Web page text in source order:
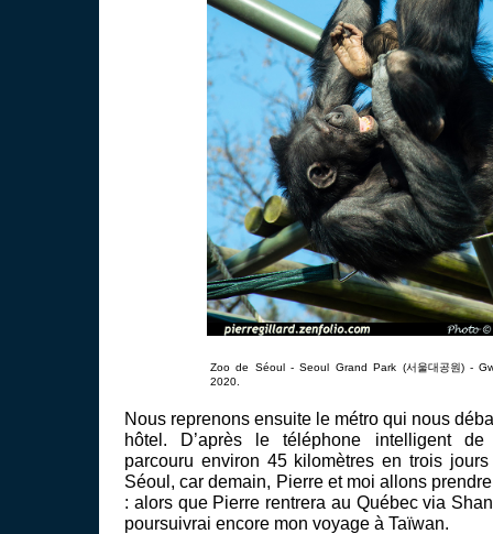
Zoo de Séoul - Seoul Grand Park (서울대공원) -
2020.
Nous reprenons ensuite le métro qui nous
hôtel. D’après le téléphone intelligent
parcouru environ 45 kilomètres en trois
Séoul, car demain, Pierre et moi allons
: alors que Pierre rentrera au Québec via
poursuivrai encore mon voyage à Taïwan.